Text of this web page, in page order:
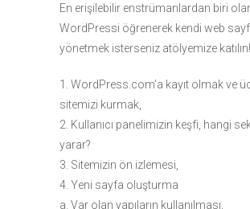
En erişilebilir enstrümanlardan biri
WordPressi öğrenerek kendi web
yönetmek isterseniz atölyemize katılın!
1. WordPress.com’a kayıt olmak ve
sitemizi kurmak,
2. Kullanıcı panelimizin keşfi, hangi
yarar?
3. Sitemizin ön izlemesi,
4. Yeni sayfa oluşturma
a. Var olan yapıların kullanılması,